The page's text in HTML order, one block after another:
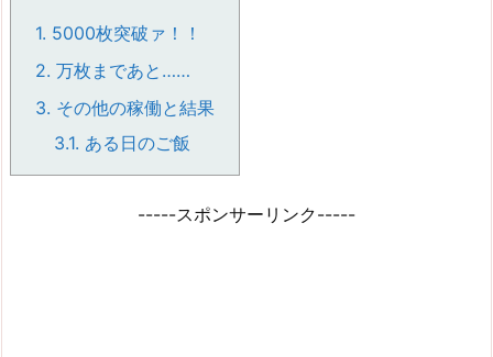
1. 5000枚突破ァ！！
2. 万枚まであと……
3. その他の稼働と結果
3.1. ある日のご飯
-----スポンサーリンク-----